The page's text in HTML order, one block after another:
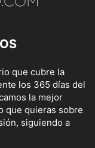
que cubre la
los 365 días del
la mejor
que quieras sobre
siguiendo a